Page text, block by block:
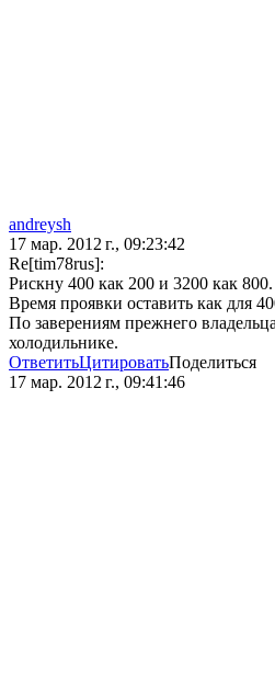
andreysh
17 мар. 2012 г., 09:23:42
Re[tim78rus]:
Рискну 400 как 200 и 3200 как 800.
Время проявки оставить как для
По заверениям прежнего
холодильнике.
ОтветитьЦитироватьПоделиться
17 мар. 2012 г., 09:41:46